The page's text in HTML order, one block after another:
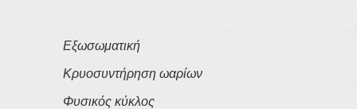
Εξωσωματική
Κρυοσυντήρηση ωαρίων
Φυσικός κύκλος